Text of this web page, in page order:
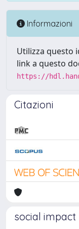
Informazioni
Utilizza questo
link a questo
https://
Citazioni
social impact